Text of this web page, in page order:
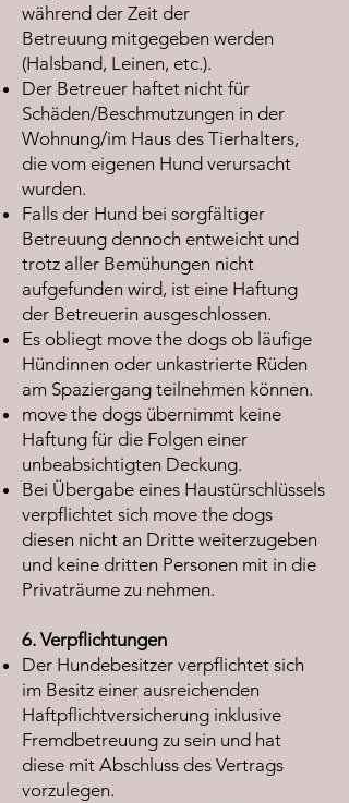
während der Zeit der
Betreuung mitgegeben werden
(Halsband, Leinen, etc.).
Der Betreuer haftet nicht für
Schäden/Beschmutzungen in der
Wohnung/im Haus des Tierhalters,
die vom eigenen Hund verursacht
wurden.
Falls der Hund bei sorgfältiger
Betreuung dennoch entweicht und
trotz aller Bemühungen nicht
aufgefunden wird, ist eine Haftung
der Betreuerin ausgeschlossen.
Es obliegt move the dogs ob läufige
Hündinnen oder unkastrierte Rüden
am Spaziergang teilnehmen können.
move the dogs übernimmt keine
Haftung für die Folgen einer
unbeabsichtigten Deckung.
Bei Übergabe eines Haustürschlüssels
verpflichtet sich move the dogs
diesen nicht an Dritte weiterzugeben
und keine dritten Personen mit in die
Privaträume zu nehmen.
6. Verpflichtungen
Der Hundebesitzer verpflichtet sich
im Besitz einer ausreichenden
Haftpflichtversicherung inklusive
Fremdbetreuung zu sein und hat
diese mit Abschluss des Vertrags
vorzulegen.